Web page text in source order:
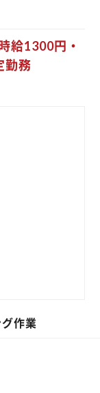
給1300円・
勤務
作業